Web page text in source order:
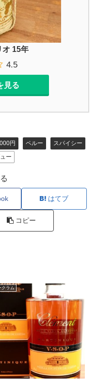
オ 15年
4.5
見る
円 ペルー
スパイシー
ー
はてブ
コピー
クラム